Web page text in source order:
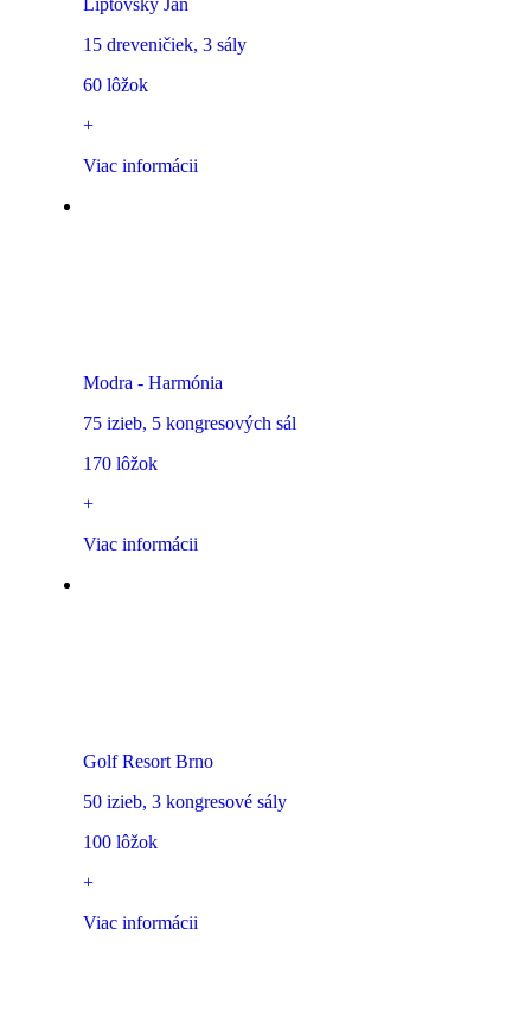
Liptovský Ján
15 dreveničiek, 3 sály
60 lôžok
+
Viac informácii
Modra - Harmónia
75 izieb, 5 kongresových sál
170 lôžok
+
Viac informácii
Golf Resort Brno
50 izieb, 3 kongresové sály
100 lôžok
+
Viac informácii